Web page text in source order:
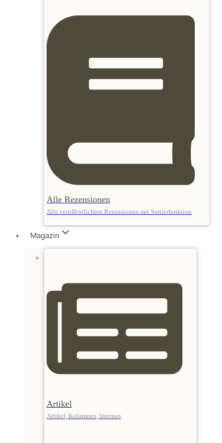
Alle Rezensionen
Alle veröffentlichten Rezensionen mit Sortierfunktion
Magazin
Artikel
Artikel, Kolumnen, Internes